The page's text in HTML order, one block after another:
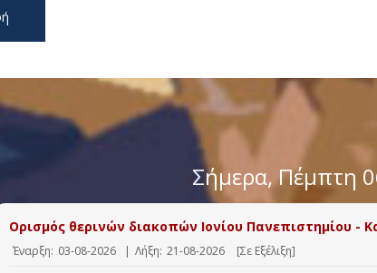
Σήμερα, Πέμπτη
Ορισμός θερινών διακοπών Ιονίου Πανεπιστημίου -
Έναρξη: 03-08-2026 | Λήξη: 21-08-2026 [Σε Εξέλιξη]